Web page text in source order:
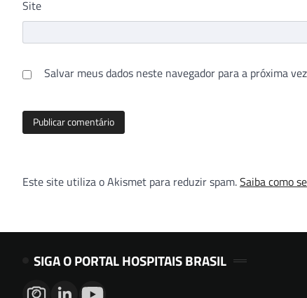
Site
Salvar meus dados neste navegador para a próxima
Este site utiliza o Akismet para reduzir spam.Saiba como
SIGA O PORTAL HOSPITAIS BRASIL